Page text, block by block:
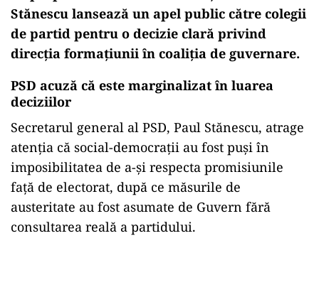
Stănescu lansează un apel public către colegii
de partid pentru o decizie clară privind
direcția formațiunii în coaliția de guvernare.
PSD acuză că este marginalizat în luarea
deciziilor
Secretarul general al PSD, Paul Stănescu, atrage
atenția că social-democrații au fost puși în
imposibilitatea de a-și respecta promisiunile
față de electorat, după ce măsurile de
austeritate au fost asumate de Guvern fără
consultarea reală a partidului.